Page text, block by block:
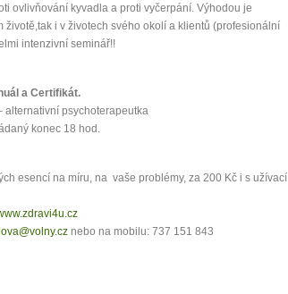
ovlivňování kyvadla a proti vyčerpání. Výhodou je
životě,tak i v životech svého okolí a klientů (profesionální
intenzivní seminář!!
a Certifikát.
alternativní psychoterapeutka
konec 18 hod.
esencí na míru, na vaše problémy, za 200 Kč i s užívací
nebo na mobilu: 737 151 843